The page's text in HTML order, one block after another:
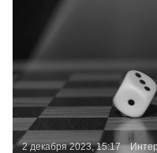
2 декабря 2023, 15:17